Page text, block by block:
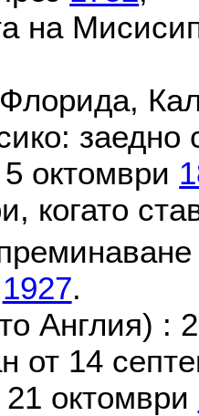
на
заедно
октомври
когато
1927.
Англия) :
от 14
октомври